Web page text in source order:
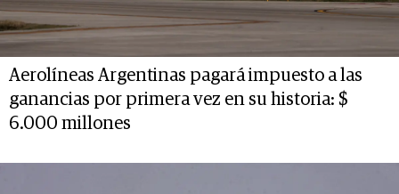
Aerolíneas Argentinas pagará impuesto a las
ganancias por primera vez en su historia: $
6.000 millones